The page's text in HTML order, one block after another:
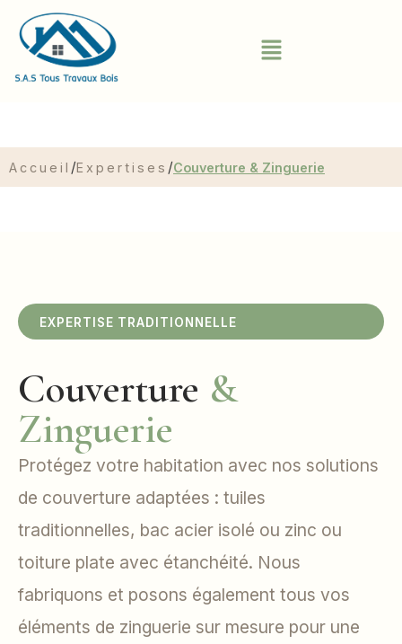
Accueil /Expertises /Couverture & Zinguerie
EXPERTISE TRADITIONNELLE
Couverture &
Zinguerie
Protégez votre habitation avec nos solutions
de couverture adaptées : tuiles
traditionnelles, bac acier isolé ou zinc ou
toiture plate avec étanchéité. Nous
fabriquons et posons également tous vos
éléments de zinguerie sur mesure pour une